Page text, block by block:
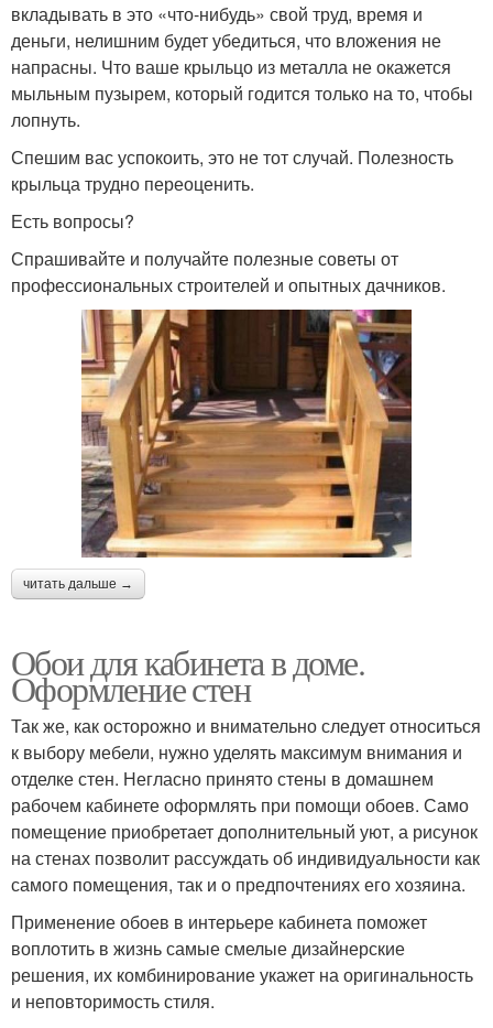
вкладывать в это «что-нибудь» свой труд, время и
деньги, нелишним будет убедиться, что вложения не
напрасны. Что ваше крыльцо из металла не окажется
мыльным пузырем, который годится только на то, чтобы
лопнуть.
Спешим вас успокоить, это не тот случай. Полезность
крыльца трудно переоценить.
Есть вопросы?
Спрашивайте и получайте полезные советы от
профессиональных строителей и опытных дачников.
читать дальше →
Обои для кабинета в доме.
Оформление стен
Так же, как осторожно и внимательно следует относиться
к выбору мебели, нужно уделять максимум внимания и
отделке стен. Негласно принято стены в домашнем
рабочем кабинете оформлять при помощи обоев. Само
помещение приобретает дополнительный уют, а рисунок
на стенах позволит рассуждать об индивидуальности как
самого помещения, так и о предпочтениях его хозяина.
Применение обоев в интерьере кабинета поможет
воплотить в жизнь самые смелые дизайнерские
решения, их комбинирование укажет на оригинальность
и неповторимость стиля.